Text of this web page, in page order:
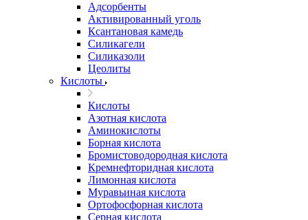
Адсорбенты
Активированный уголь
Ксантановая камедь
Силикагели
Силиказоли
Цеолиты
Кислоты
Кислоты
Азотная кислота
Аминокислоты
Борная кислота
Бромистоводородная кислота
Кремнефторидная кислота
Лимонная кислота
Муравьиная кислота
Ортофосфорная кислота
Серная кислота